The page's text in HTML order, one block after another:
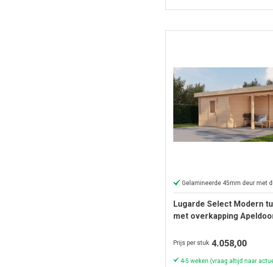
Gelamineerde 45mm deur met
Lugarde Select Modern
met overkapping
Onbehandeld
Prijs per stuk 4.058,00